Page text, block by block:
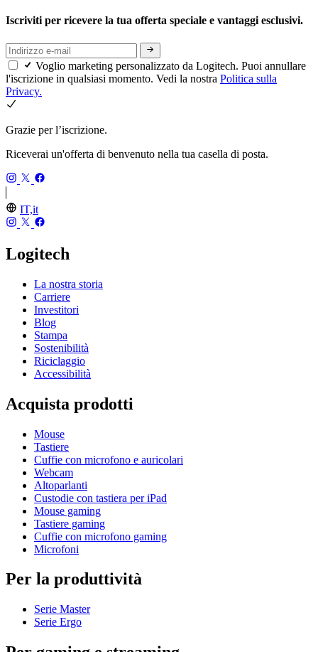
Iscriviti per ricevere la tua offerta speciale e vantaggi esclusivi.
Voglio marketing personalizzato da Logitech. Puoi annullare
l'iscrizione in qualsiasi momento. Vedi la nostra Politica sulla
Privacy.
Grazie per l’iscrizione.
Riceverai un'offerta di benvenuto nella tua casella di posta.
IT,it
Logitech
La nostra storia
Carriere
Investitori
Blog
Stampa
Sostenibilità
Riciclaggio
Accessibilità
Acquista prodotti
Mouse
Tastiere
Cuffie con microfono e auricolari
Webcam
Altoparlanti
Custodie con tastiera per iPad
Mouse gaming
Tastiere gaming
Cuffie con microfono gaming
Microfoni
Per la produttività
Serie Master
Serie Ergo